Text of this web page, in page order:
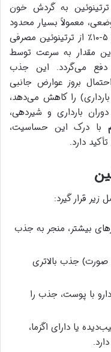
به گردش خون
معمولاً بسیار محدود
است. مطالعات نشان داده‌اند که کمتر از ۵-۱۰٪ از ترتینوئین مصرفی
مقدار به سرعت توسط
دفع می‌گردد. این جذب
بروز عوارض جانبی
را کاهش می‌دهد،
بارداری و شیردهی،
با درک این حساسیت،
دارد.
قرار گیرد:
بیشتر، منجر به جذب
صورت) جذب بالاتری
با پوست، جذب را
یا دارای اگزما،